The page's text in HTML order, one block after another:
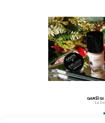
GARŠĪGI
14